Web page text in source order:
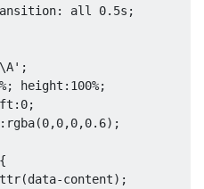
: all 0.5s ;
;
%; height : 100%;
: 0;
: rgba(0,0,0,0.6);
{
(data-content);